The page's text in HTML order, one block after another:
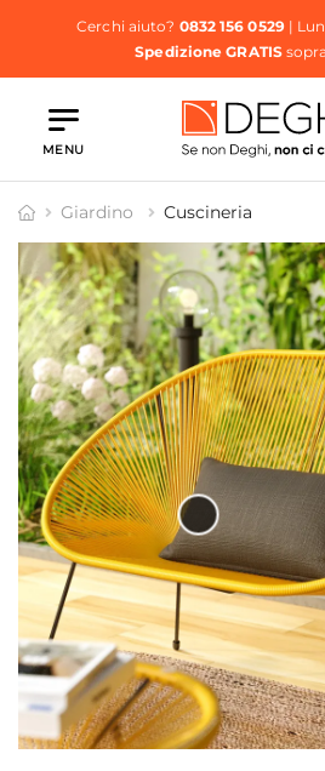
Cerchi aiuto? 0832 156 0529| Lun
Spedizione GRATIS
MENU
Giardino Cuscineria